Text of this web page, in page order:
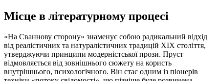
Місце в літературному процесі
«На Сваннову сторону» знаменує собою радикальний відхід
від реалістичних та натуралістичних традицій XIX століття,
утверджуючи принципи модерністської прози. Пруст
відмовляється від зовнішнього сюжету на користь
внутрішнього, психологічного. Він стає одним із піонерів